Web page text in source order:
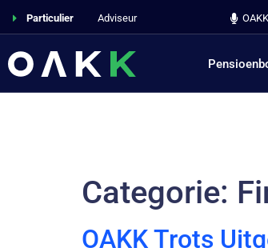
Particulier Adviseur
Categorie:
OAKK Trots